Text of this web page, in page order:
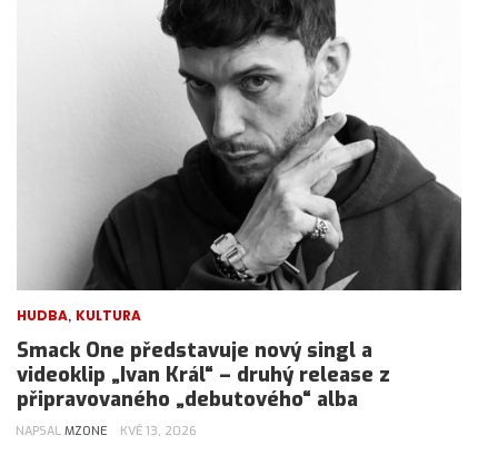
HUDBA, KULTURA
Smack One představuje nový singl a
videoklip „Ivan Král“ – druhý release z
připravovaného „debutového“ alba
NAPSAL MZONE KVĚ 13, 2026